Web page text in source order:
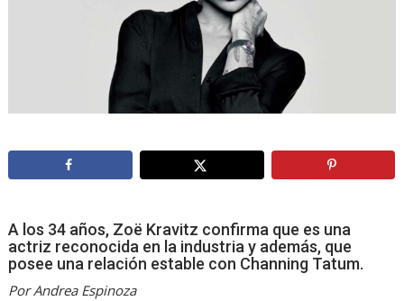
A los 34 años, Zoë Kravitz confirma que es una
actriz reconocida en la industria y además, que
posee una relación estable con Channing Tatum.
Por Andrea Espinoza